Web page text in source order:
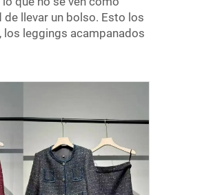
llevar un bolso. Esto los
los leggings acampanados